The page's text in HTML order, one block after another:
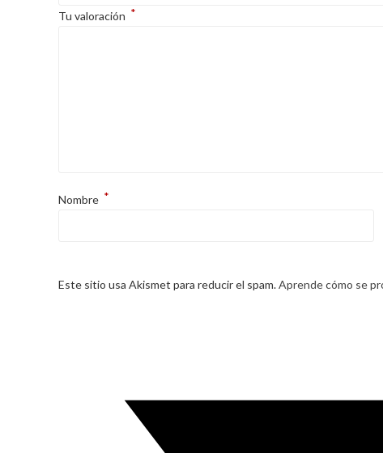
Tu valoración *
Nombre *
Este sitio usa Akismet para reducir el spam.Aprende cómo se